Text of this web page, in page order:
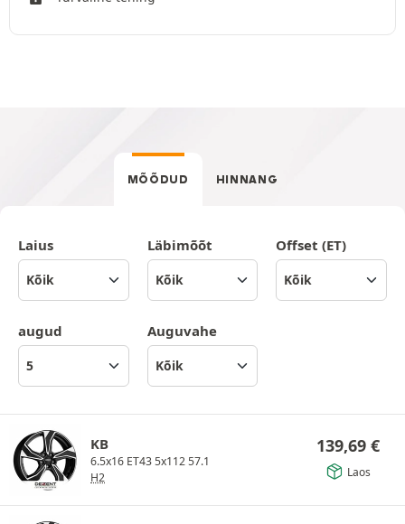
MÕÕDUD HINNANG
Laius Läbimõõt Offset (ET)
augud Auguvahe
KB
6.5x16 ET43 5x112 57.1
H2
139,69 €
Laos